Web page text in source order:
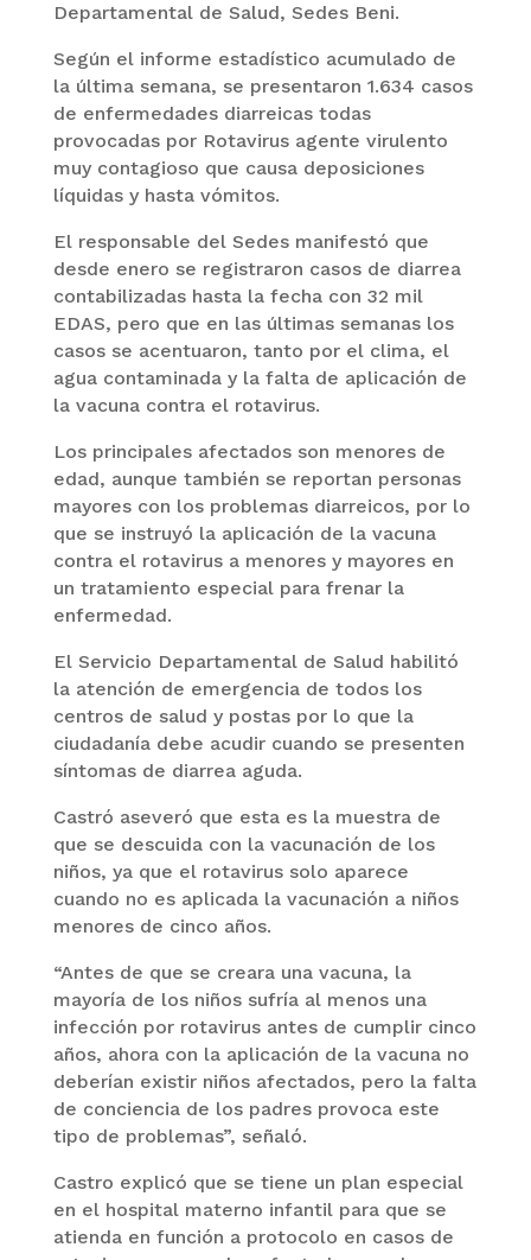
Departamental de Salud, Sedes Beni.
Según el informe estadístico acumulado de
la última semana, se presentaron 1.634 casos
de enfermedades diarreicas todas
provocadas por Rotavirus agente virulento
muy contagioso que causa deposiciones
líquidas y hasta vómitos.
El responsable del Sedes manifestó que
desde enero se registraron casos de diarrea
contabilizadas hasta la fecha con 32 mil
EDAS, pero que en las últimas semanas los
casos se acentuaron, tanto por el clima, el
agua contaminada y la falta de aplicación de
la vacuna contra el rotavirus.
Los principales afectados son menores de
edad, aunque también se reportan personas
mayores con los problemas diarreicos, por lo
que se instruyó la aplicación de la vacuna
contra el rotavirus a menores y mayores en
un tratamiento especial para frenar la
enfermedad.
El Servicio Departamental de Salud habilitó
la atención de emergencia de todos los
centros de salud y postas por lo que la
ciudadanía debe acudir cuando se presenten
síntomas de diarrea aguda.
Castró aseveró que esta es la muestra de
que se descuida con la vacunación de los
niños, ya que el rotavirus solo aparece
cuando no es aplicada la vacunación a niños
menores de cinco años.
“Antes de que se creara una vacuna, la
mayoría de los niños sufría al menos una
infección por rotavirus antes de cumplir cinco
años, ahora con la aplicación de la vacuna no
deberían existir niños afectados, pero la falta
de conciencia de los padres provoca este
tipo de problemas”, señaló.
Castro explicó que se tiene un plan especial
en el hospital materno infantil para que se
atienda en función a protocolo en casos de